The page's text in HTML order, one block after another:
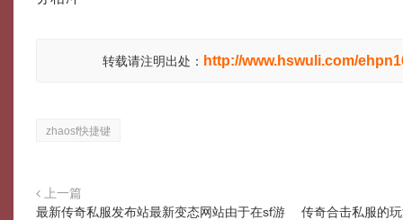
转载请注明出处： http://www.hswuli.com/
zhaosf快捷键
上一篇
最新传奇私服发布站最新变态网站由于在sf游
传奇合击私服的